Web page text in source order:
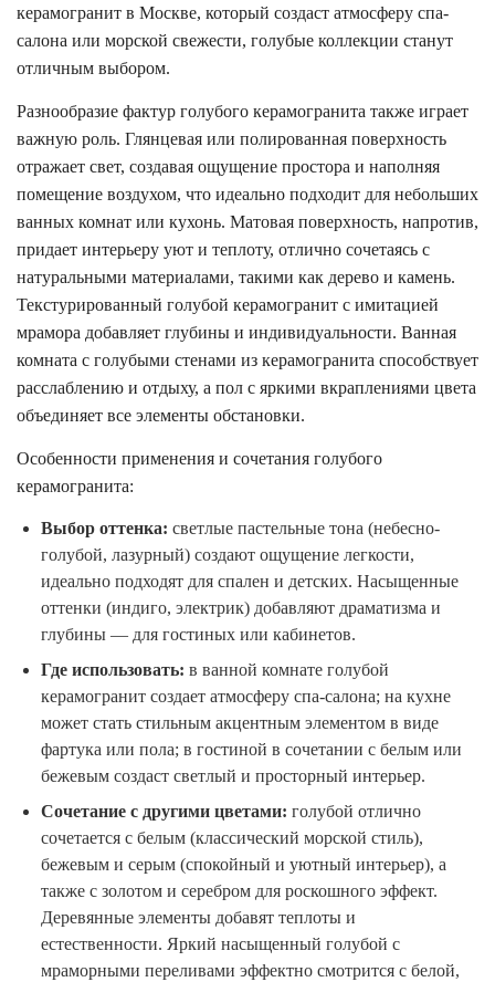
керамогранит в Москве, который создаст атмосферу спа-
салона или морской свежести, голубые коллекции станут
отличным выбором.
Разнообразие фактур голубого керамогранита также играет
важную роль. Глянцевая или полированная поверхность
отражает свет, создавая ощущение простора и наполняя
помещение воздухом, что идеально подходит для небольших
ванных комнат или кухонь. Матовая поверхность, напротив,
придает интерьеру уют и теплоту, отлично сочетаясь с
натуральными материалами, такими как дерево и камень.
Текстурированный голубой керамогранит с имитацией
мрамора добавляет глубины и индивидуальности. Ванная
комната с голубыми стенами из керамогранита способствует
расслаблению и отдыху, а пол с яркими вкраплениями цвета
объединяет все элементы обстановки.
Особенности применения и сочетания голубого
керамогранита:
Выбор оттенка: светлые пастельные тона (небесно-
голубой, лазурный) создают ощущение легкости,
идеально подходят для спален и детских. Насыщенные
оттенки (индиго, электрик) добавляют драматизма и
глубины — для гостиных или кабинетов.
Где использовать: в ванной комнате голубой
керамогранит создает атмосферу спа-салона; на кухне
может стать стильным акцентным элементом в виде
фартука или пола; в гостиной в сочетании с белым или
бежевым создаст светлый и просторный интерьер.
Сочетание с другими цветами: голубой отлично
сочетается с белым (классический морской стиль),
бежевым и серым (спокойный и уютный интерьер), а
также с золотом и серебром для роскошного эффект.
Деревянные элементы добавят теплоты и
естественности. Яркий насыщенный голубой с
мраморными переливами эффектно смотрится с белой,